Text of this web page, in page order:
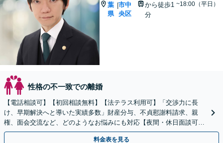
葉
県
|市中
央区
から徒歩1
分
~18:00（平日）
性格の不一致での離婚
【電話相談可】【初回相談無料】【法テラス利用可】「交渉力に長
け、早期解決へと導いた実績多数」財産分与、不貞慰謝料請求、親
権、面会交流など、どのようなお悩みにも対応【夜間・休日面談可】
【完全個室】【子連れ相談可】【本千葉駅徒歩３分】
料金表を見る